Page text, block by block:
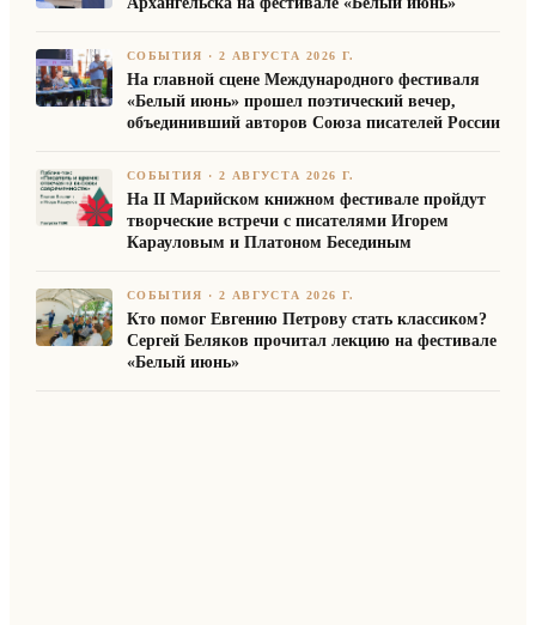
СОБЫТИЯ ·2 АВГУСТА 2026 Г.
На главной сцене Международного фестиваля
«Белый июнь» прошел поэтический вечер,
объединивший авторов Союза писателей России
СОБЫТИЯ ·2 АВГУСТА 2026 Г.
На II Марийском книжном фестивале пройдут
творческие встречи с писателями Игорем
Карауловым и Платоном Бесединым
СОБЫТИЯ ·2 АВГУСТА 2026 Г.
Кто помог Евгению Петрову стать классиком?
Сергей Беляков прочитал лекцию на фестивале
«Белый июнь»